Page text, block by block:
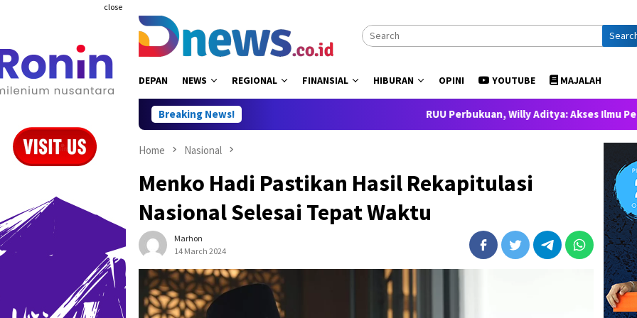
close
DEPAN NEWS REGIONAL FINANSIAL HIBURAN OPINI YOUTUBE MAJALAH
Breaking News! RUU Perbukuan, Willy Aditya: Akses Ilmu Pengetahuan
Home Nasional
Menko Hadi Pastikan Hasil Rekapitulasi
Nasional Selesai Tepat Waktu
Marhon
14 March 2024